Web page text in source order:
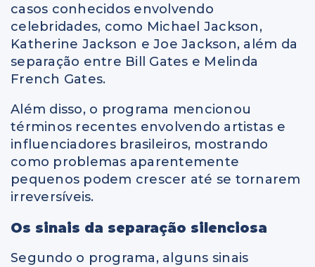
casos conhecidos envolvendo
celebridades, como Michael Jackson,
Katherine Jackson e Joe Jackson, além da
separação entre Bill Gates e Melinda
French Gates.
Além disso, o programa mencionou
términos recentes envolvendo artistas e
influenciadores brasileiros, mostrando
como problemas aparentemente
pequenos podem crescer até se tornarem
irreversíveis.
Os sinais da separação silenciosa
Segundo o programa, alguns sinais